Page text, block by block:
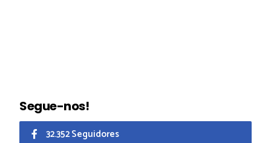
Segue-nos!
32.352 Seguidores